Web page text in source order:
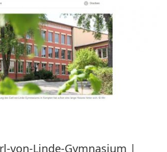
von-Linde-Gymnasium |